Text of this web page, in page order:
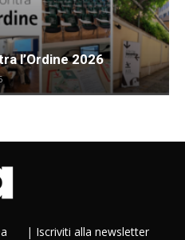
l’Ordine 2026
| Iscriviti alla newsletter